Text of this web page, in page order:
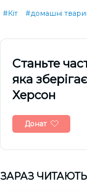
#Кіт #домашні
Cтаньте
яка
Херсон
Донат
ЗАРАЗ ЧИТАЮТЬ